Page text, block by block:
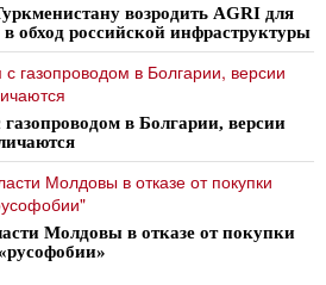
возродить AGRI для
обход российской инфраструктуры
в Болгарии, версии
Молдовы в отказе от покупки